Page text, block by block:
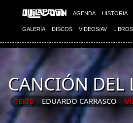
AGENDA HISTORIA
GALERÍA DISCOS VIDEOS/AV LIBROS
CANCIÓN DEL
TEXTO EDUARDO CARRASCO